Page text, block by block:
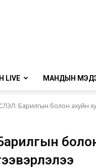
LIVE МАНДЫН
Барилгын болон ахуйн
болон